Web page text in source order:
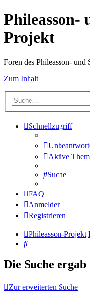
Phileasson-
Projekt
Foren des Phileasson- und
Zum Inhalt
Schnellzugriff
Aktive
Suche
FAQ
Anmelden
Registrieren
Phileasson-Projekt
Suche
Die Suche
Zur erweiterten Suche